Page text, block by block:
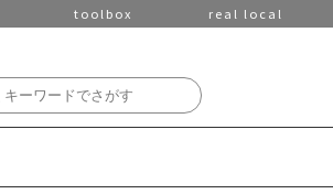
toolbox real local